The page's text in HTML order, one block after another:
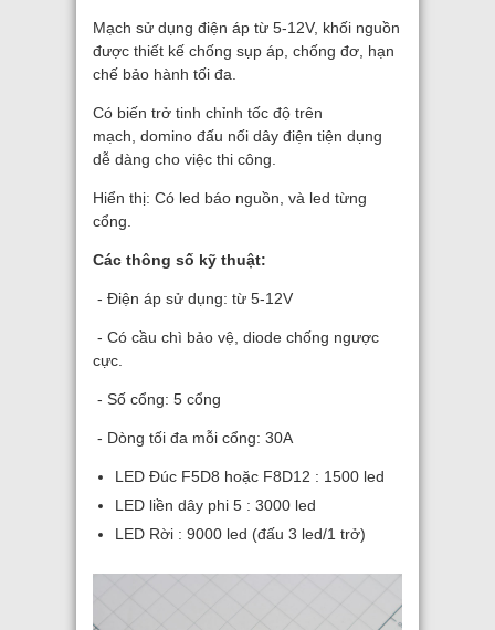
Mạch sử dụng điện áp từ 5-12V, khối nguồn
được thiết kế chống sụp áp, chống đơ, hạn
chế bảo hành tối đa.
Có biến trở tinh chỉnh tốc độ trên
mạch, domino đấu nối dây điện tiện dụng
dễ dàng cho việc thi công.
Hiển thị: Có led báo nguồn, và led từng
cổng.
Các thông số kỹ thuật:
- Điện áp sử dụng: từ 5-12V
- Có cầu chì bảo vệ, diode chống ngược
cực.
- Số cổng: 5 cổng
- Dòng tối đa mỗi cổng: 30A
LED Đúc F5D8 hoặc F8D12 : 1500 led
LED liền dây phi 5 : 3000 led
LED Rời : 9000 led (đấu 3 led/1 trở)